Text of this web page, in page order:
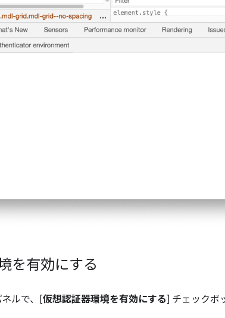
を有効にする
ルで、[仮想認証器環境を有効にする] チェックボ